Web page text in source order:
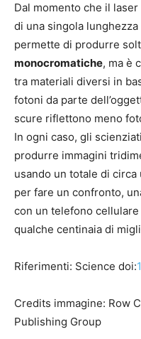
Dal momento che il
di una singola lunghezza
permette di produrre
monocromatiche, ma è
tra materiali diversi in
fotoni da parte
scure riflettono meno
In ogni caso, gli
produrre immagini
usando un totale di
per fare un confronto,
con un telefono
qualche centinaia di
Riferimenti: Science doi:
Credits immagine: Row
Publishing Group